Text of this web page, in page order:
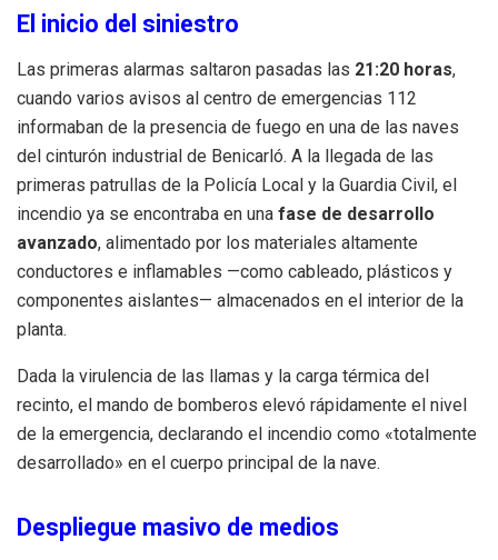
El inicio del siniestro
Las primeras alarmas saltaron pasadas las 21:20 horas,
cuando varios avisos al centro de emergencias 112
informaban de la presencia de fuego en una de las naves
del cinturón industrial de Benicarló. A la llegada de las
primeras patrullas de la Policía Local y la Guardia Civil, el
incendio ya se encontraba en una fase de desarrollo
avanzado, alimentado por los materiales altamente
conductores e inflamables —como cableado, plásticos y
componentes aislantes— almacenados en el interior de la
planta.
Dada la virulencia de las llamas y la carga térmica del
recinto, el mando de bomberos elevó rápidamente el nivel
de la emergencia, declarando el incendio como «totalmente
desarrollado» en el cuerpo principal de la nave.
Despliegue masivo de medios